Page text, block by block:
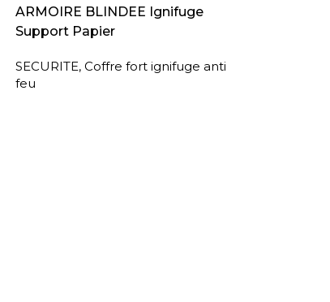
LIRE LA SUITE
ARMOIRE BLINDEE Ignifuge
Support Papier
SECURITE, Coffre fort ignifuge anti
feu